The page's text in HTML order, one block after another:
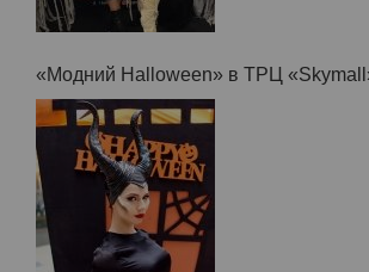
«Halloween» в ТРЦ Globus
«Модний Halloween» в ТРЦ «Skymall»